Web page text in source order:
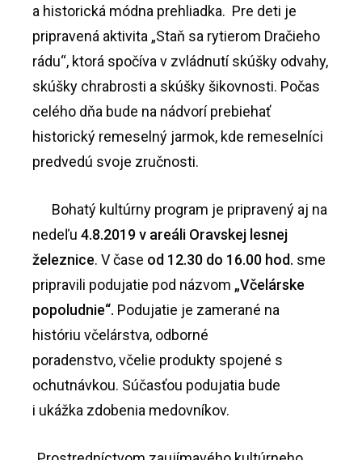
a historická módna prehliadka. Pre deti je
pripravená aktivita „Staň sa rytierom Dračieho
rádu“, ktorá spočíva v zvládnutí skúšky odvahy,
skúšky chrabrosti a skúšky šikovnosti. Počas
celého dňa bude na nádvorí prebiehať
historický remeselný jarmok, kde remeselníci
predvedú svoje zručnosti.
Bohatý kultúrny program je pripravený aj na
nedeľu 4.8.2019 v areáli Oravskej lesnej
železnice. V čase od 12.30 do 16.00 hod. sme
pripravili podujatie pod názvom „Včelárske
popoludnie“. Podujatie je zamerané na
históriu včelárstva, odborné
poradenstvo, včelie produkty spojené s
ochutnávkou. Súčasťou podujatia bude
i ukážka zdobenia medovníkov.